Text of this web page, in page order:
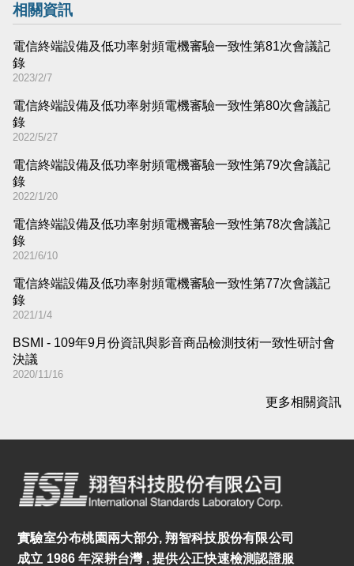
相關資訊
電信終端設備及低功率射頻電機審驗一致性第81次會議記
錄
2023/2/7
電信終端設備及低功率射頻電機審驗一致性第80次會議記
錄
2022/5/27
電信終端設備及低功率射頻電機審驗一致性第79次會議記
錄
2022/1/20
電信終端設備及低功率射頻電機審驗一致性第78次會議記
錄
2021/6/10
電信終端設備及低功率射頻電機審驗一致性第77次會議記
錄
2021/1/4
BSMI - 109年9月份資訊與影音商品檢測技術一致性研討會
決議
2020/11/16
更多相關資訊
實驗室分布桃園兩大部分, 翔智科技股份有限公司
成立 1986 年深耕台灣 , 提供公正快速檢測認證服